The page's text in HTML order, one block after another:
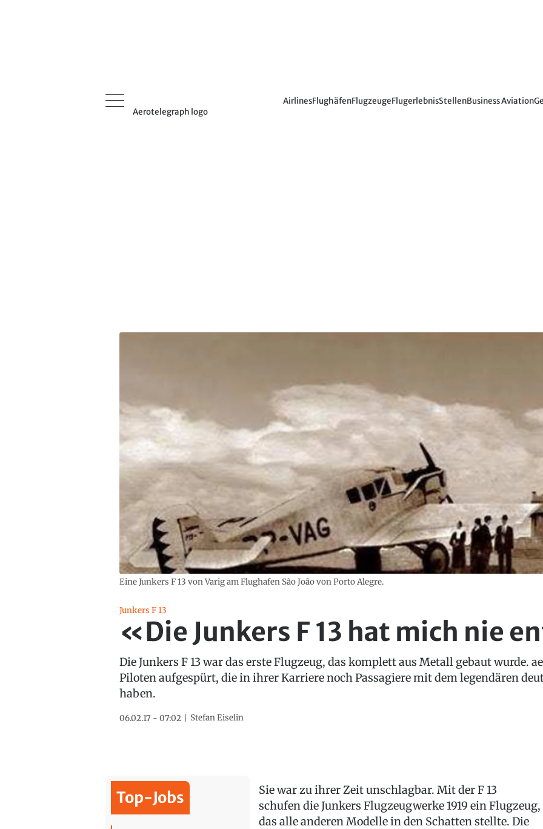
Aerotelegraph logo
AirlinesFlughäfenFlugzeugeFlugerlebnisStellenBusiness Aviation
Eine Junkers F 13 von Varig am Flughafen São João von Porto Alegre.
Junkers F 13
«Die Junkers F 13 hat mich nie
Die Junkers F 13 war das erste Flugzeug, das komplett aus Metall gebaut wurde.
Piloten aufgespürt, die in ihrer Karriere noch Passagiere mit dem legendären
haben.
06.02.17 - 07:02 Stefan Eiselin
Top-Jobs
Sie war zu ihrer Zeit unschlagbar. Mit der F 13
schufen die Junkers Flugzeugwerke 1919 ein Flugzeug,
das alle anderen Modelle in den Schatten stellte. Die